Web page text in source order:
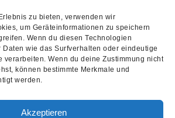
zu bieten, verwenden wir
um Geräteinformationen zu speichern
Wenn du diesen Technologien
Daten wie das Surfverhalten oder eindeutige
verarbeiten. Wenn du deine Zustimmung nicht
können bestimmte Merkmale und
werden.
Akzeptieren